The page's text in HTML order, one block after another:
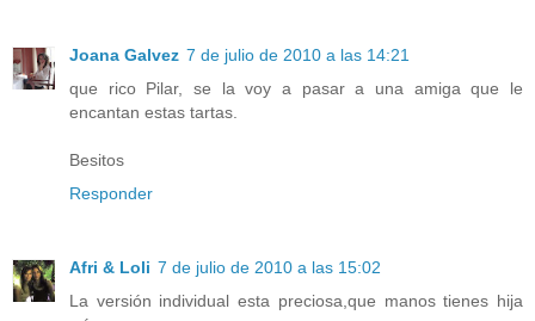
Joana Galvez 7 de julio de 2010 a las 14:21
que rico Pilar, se la voy a pasar a una amiga que le
encantan estas tartas.
Besitos
Responder
Afri & Loli 7 de julio de 2010 a las 15:02
La versión individual esta preciosa,que manos tienes hija